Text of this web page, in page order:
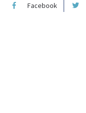
Facebook